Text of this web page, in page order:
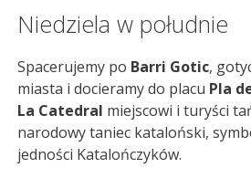
Niedziela w południe
Spacerujemy po Barri Gotic,
miasta i docieramy do placu Pla
La Catedral miejscowi i turyści
narodowy taniec kataloński,
jedności Katalończyków.